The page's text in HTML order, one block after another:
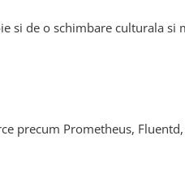
si de o schimbare culturala si
precum Prometheus,